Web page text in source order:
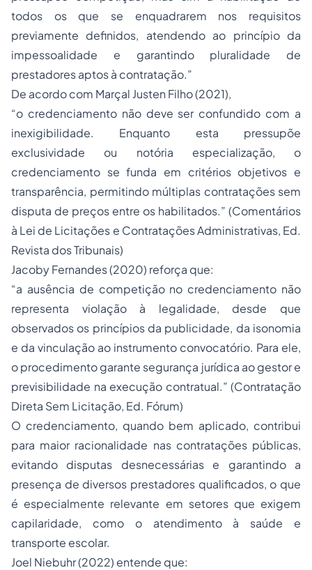
todos os que se enquadrarem nos requisitos
previamente definidos, atendendo ao princípio da
impessoalidade e garantindo pluralidade de
prestadores aptos à contratação.”
De acordo com Marçal Justen Filho (2021),
“o credenciamento não deve ser confundido com a
inexigibilidade. Enquanto esta pressupõe
exclusividade ou notória especialização, o
credenciamento se funda em critérios objetivos e
transparência, permitindo múltiplas contratações sem
disputa de preços entre os habilitados.” (Comentários
à Lei de Licitações e Contratações Administrativas, Ed.
Revista dos Tribunais)
Jacoby Fernandes (2020) reforça que:
“a ausência de competição no credenciamento não
representa violação à legalidade, desde que
observados os princípios da publicidade, da isonomia
e da vinculação ao instrumento convocatório. Para ele,
o procedimento garante segurança jurídica ao gestor e
previsibilidade na execução contratual.” (Contratação
Direta Sem Licitação, Ed. Fórum)
O credenciamento, quando bem aplicado, contribui
para maior racionalidade nas contratações públicas,
evitando disputas desnecessárias e garantindo a
presença de diversos prestadores qualificados, o que
é especialmente relevante em setores que exigem
capilaridade, como o atendimento à saúde e
transporte escolar.
Joel Niebuhr (2022) entende que: